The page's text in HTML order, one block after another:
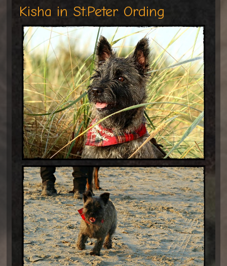
Kisha in St.Peter Ording